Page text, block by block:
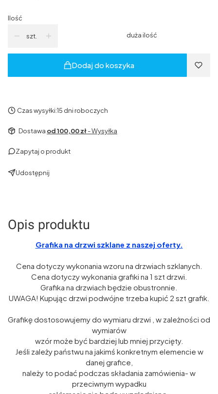
Ilość
szt. duża ilość
Dodaj do koszyka
Czas wysyłki:15 dni roboczych
Dostawa od 100,00 zł- Wysyłka
Zapytaj o produkt
Udostępnij
Opis produktu
Grafika na drzwi szklane z naszej oferty.
Cena dotyczy wykonania wzoru na drzwiach szklanych.
Cena dotyczy wykonania grafiki na 1 szt drzwi.
Grafika na drzwiach będzie obustronnie.
UWAGA! Kupując drzwi podwójne trzeba kupić 2 szt grafik.
Grafikę dostosowujemy do wymiaru drzwi , w zależności od
wymiarów
wzór może być bardziej lub mniej przycięty.
Jeśli zależy państwu na jakimś konkretnym elemencie w
danej grafice,
należy to podać podczas składania zamówienia- w
przeciwnym wypadku